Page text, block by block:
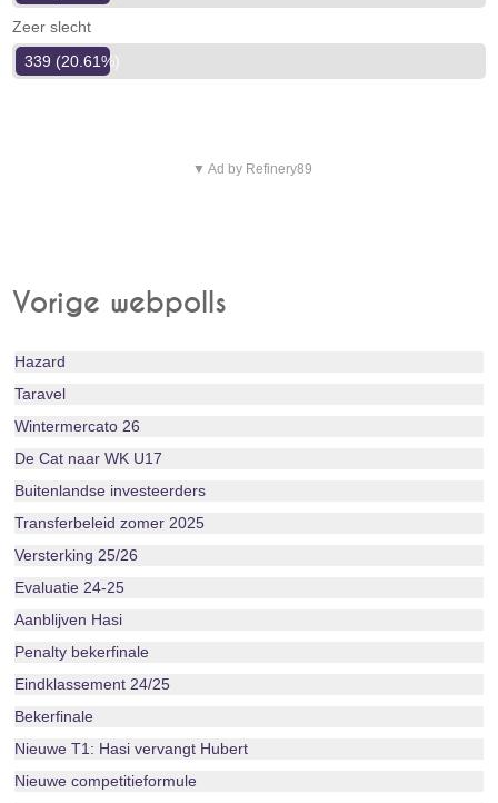
Zeer slecht
339 (20.61%)
▼ Ad by Refinery89
Vorige webpolls
Hazard
Taravel
Wintermercato 26
De Cat naar WK U17
Buitenlandse investeerders
Transferbeleid zomer 2025
Versterking 25/26
Evaluatie 24-25
Aanblijven Hasi
Penalty bekerfinale
Eindklassement 24/25
Bekerfinale
Nieuwe T1: Hasi vervangt Hubert
Nieuwe competitieformule